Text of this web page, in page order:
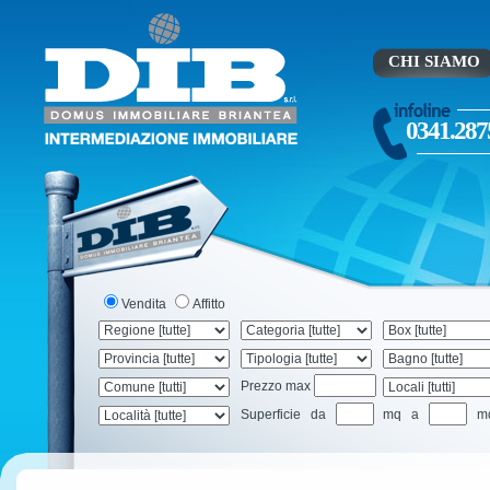
CHI SIAMO
Vendita Affitto
Prezzo max
Superficie da
mq a